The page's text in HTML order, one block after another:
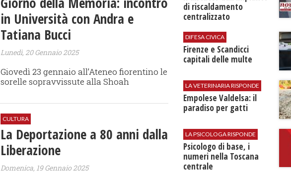
in Università con Andra e
Tatiana Bucci
Lunedì, 20 Gennaio 2025
Giovedì 23 gennaio all’Ateneo fiorentino le
sorelle sopravvissute alla Shoah
CULTURA
La Deportazione a 80 anni dalla
Liberazione
Domenica, 19 Gennaio 2025
di riscaldamento
centralizzato
DIFESA CIVICA
Firenze e Scandicci
capitali delle multe
LA VETERINARIA RISPONDE
Empolese Valdelsa: il
paradiso per gatti
LA PSICOLOGA RISPONDE
Psicologo di base, i
numeri nella Toscana
centrale